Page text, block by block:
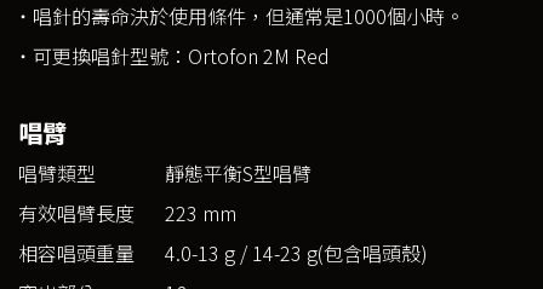
˙ 唱針的壽命決於使用條件，但通常是1000個小時。
˙ 可更換唱針型號：Ortofon 2M Red
唱臂
唱臂類型
靜態平衡S型唱臂
有效唱臂長度
223 mm
相容唱頭重量
4.0-13 g / 14-23 g(包含唱頭殼)